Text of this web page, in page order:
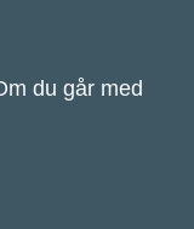
du går med